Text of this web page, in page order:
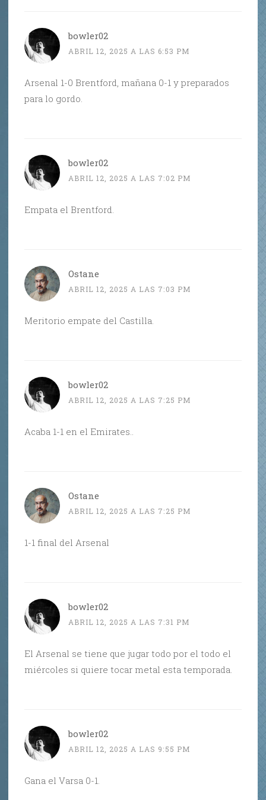
bowler02
ABRIL 12, 2025 A LAS 6:53 PM
Arsenal 1-0 Brentford, mañana 0-1 y preparados
para lo gordo.
bowler02
ABRIL 12, 2025 A LAS 7:02 PM
Empata el Brentford.
Ostane
ABRIL 12, 2025 A LAS 7:03 PM
Meritorio empate del Castilla.
bowler02
ABRIL 12, 2025 A LAS 7:25 PM
Acaba 1-1 en el Emirates..
Ostane
ABRIL 12, 2025 A LAS 7:25 PM
1-1 final del Arsenal
bowler02
ABRIL 12, 2025 A LAS 7:31 PM
El Arsenal se tiene que jugar todo por el todo el
miércoles si quiere tocar metal esta temporada.
bowler02
ABRIL 12, 2025 A LAS 9:55 PM
Gana el Varsa 0-1.